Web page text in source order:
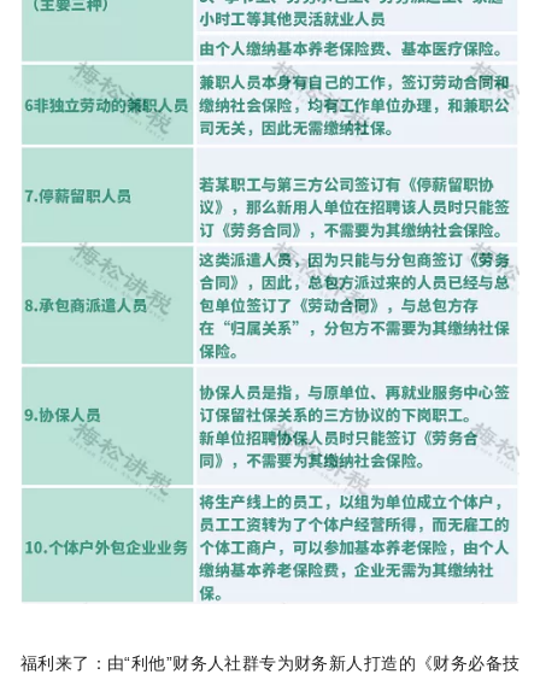
福利来了：由“利他”财务人社群专为财务新人打造的《财务必备技